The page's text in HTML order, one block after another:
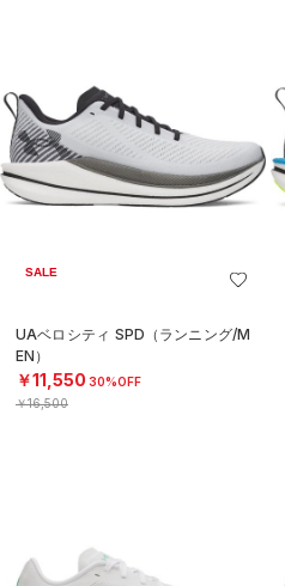
SALE
UAベロシティ SPD（ランニング/M
EN）
￥11,550 30%OFF
￥16,500